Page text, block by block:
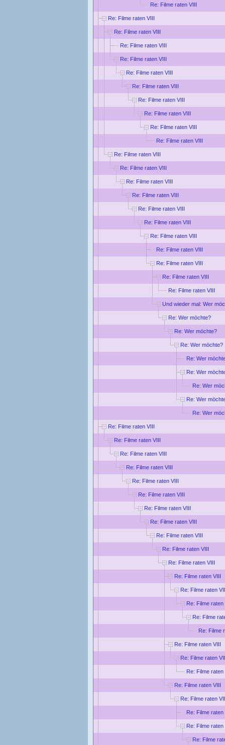
Re: Filme raten VIII
Re: Filme raten VIII
Re: Filme raten VIII
Re: Filme raten VIII
Re: Filme raten VIII
Re: Filme raten VIII
Re: Filme raten VIII
Re: Filme raten VIII
Re: Filme raten VIII
Re: Filme raten VIII
Re: Filme raten VIII
Re: Filme raten VIII
Re: Filme raten VIII
Re: Filme raten VIII
Re: Filme raten VIII
Re: Filme raten VIII
Re: Filme raten VIII
Re: Filme raten VIII
Re: Filme raten VIII
Re: Filme raten VIII
Re: Filme raten VIII
Re: Filme raten VIII
Und wieder mal: Wer
Re: Wer möchte?
Re: Wer möchte?
Re: Wer möchte?
Re: Wer
Re: Wer
Re: Wer
Re: Wer
Re: Wer
Re: Filme raten VIII
Re: Filme raten VIII
Re: Filme raten VIII
Re: Filme raten VIII
Re: Filme raten VIII
Re: Filme raten VIII
Re: Filme raten VIII
Re: Filme raten VIII
Re: Filme raten VIII
Re: Filme raten VIII
Re: Filme raten VIII
Re: Filme raten VIII
Re: Filme raten
Re: Filme raten
Re: Filme
Re: Filme
Re: Filme raten VIII
Re: Filme raten
Re: Filme raten
Re: Filme raten VIII
Re: Filme raten
Re: Filme raten
Re: Filme raten
Re: Filme